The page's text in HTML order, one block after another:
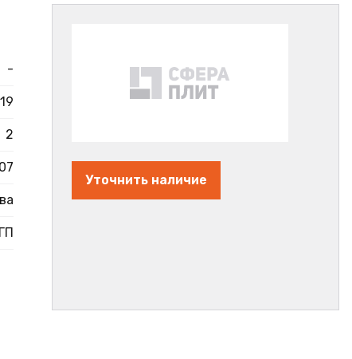
-
19
2
ГП
Уточнить наличие